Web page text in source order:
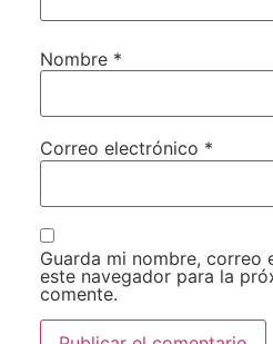
Nombre *
Correo electrónico *
Guarda mi nombre, correo
este navegador para la
comente.